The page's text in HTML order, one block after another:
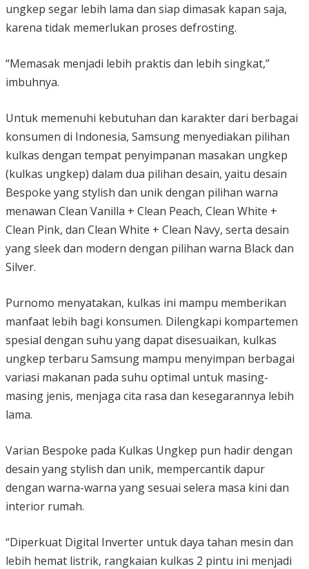
ungkep segar lebih lama dan siap dimasak kapan saja,
karena tidak memerlukan proses defrosting.
“Memasak menjadi lebih praktis dan lebih singkat,”
imbuhnya.
Untuk memenuhi kebutuhan dan karakter dari berbagai
konsumen di Indonesia, Samsung menyediakan pilihan
kulkas dengan tempat penyimpanan masakan ungkep
(kulkas ungkep) dalam dua pilihan desain, yaitu desain
Bespoke yang stylish dan unik dengan pilihan warna
menawan Clean Vanilla + Clean Peach, Clean White +
Clean Pink, dan Clean White + Clean Navy, serta desain
yang sleek dan modern dengan pilihan warna Black dan
Silver.
Purnomo menyatakan, kulkas ini mampu memberikan
manfaat lebih bagi konsumen. Dilengkapi kompartemen
spesial dengan suhu yang dapat disesuaikan, kulkas
ungkep terbaru Samsung mampu menyimpan berbagai
variasi makanan pada suhu optimal untuk masing-
masing jenis, menjaga cita rasa dan kesegarannya lebih
lama.
Varian Bespoke pada Kulkas Ungkep pun hadir dengan
desain yang stylish dan unik, mempercantik dapur
dengan warna-warna yang sesuai selera masa kini dan
interior rumah.
“Diperkuat Digital Inverter untuk daya tahan mesin dan
lebih hemat listrik, rangkaian kulkas 2 pintu ini menjadi